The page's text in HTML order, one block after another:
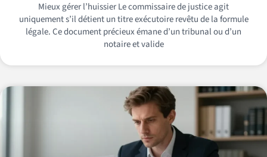
Mieux gérer l’huissier Le commissaire de justice agit
uniquement s’il détient un titre exécutoire revêtu de la formule
légale. Ce document précieux émane d’un tribunal ou d’un
notaire et valide